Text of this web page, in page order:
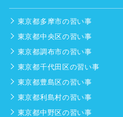
東京都多摩市の習い事
東京都中央区の習い事
東京都調布市の習い事
東京都千代田区の習い事
東京都豊島区の習い事
東京都利島村の習い事
東京都中野区の習い事